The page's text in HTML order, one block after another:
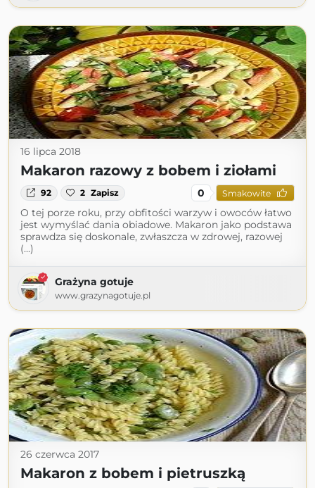
16 lipca 2018
Makaron razowy z bobem i ziołami
92 2 Zapisz 0 Smakowite
O tej porze roku, przy obfitości warzyw i owoców łatwo
jest wymyślać dania obiadowe. Makaron jako podstawa
sprawdza się doskonale, zwłaszcza w zdrowej, razowej
(...)
Grażyna gotuje
www.grazynagotuje.pl
26 czerwca 2017
Makaron z bobem i pietruszką